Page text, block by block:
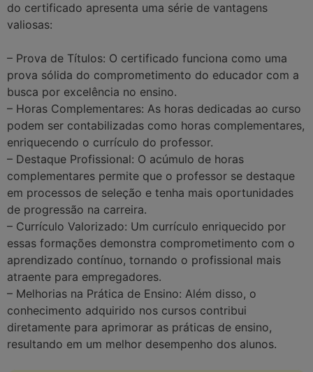
do certificado apresenta uma série de vantagens
valiosas:
– Prova de Títulos: O certificado funciona como uma
prova sólida do comprometimento do educador com a
busca por excelência no ensino.
– Horas Complementares: As horas dedicadas ao curso
podem ser contabilizadas como horas complementares,
enriquecendo o currículo do professor.
– Destaque Profissional: O acúmulo de horas
complementares permite que o professor se destaque
em processos de seleção e tenha mais oportunidades
de progressão na carreira.
– Currículo Valorizado: Um currículo enriquecido por
essas formações demonstra comprometimento com o
aprendizado contínuo, tornando o profissional mais
atraente para empregadores.
– Melhorias na Prática de Ensino: Além disso, o
conhecimento adquirido nos cursos contribui
diretamente para aprimorar as práticas de ensino,
resultando em um melhor desempenho dos alunos.